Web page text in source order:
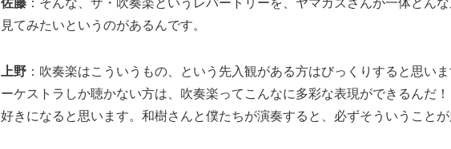
見てみたいというのがあるんです。
上野 ：吹奏楽はこういうもの、という先入観がある方はびっくりすると思い
ーケストラしか聴かない方は、吹奏楽ってこんなに多彩な表現ができるんだ
好きになると思います。和樹さんと僕たちが演奏すると、必ずそういうことが